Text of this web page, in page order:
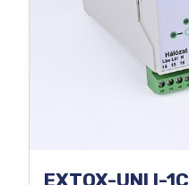
EXTOX-UNI I-1C